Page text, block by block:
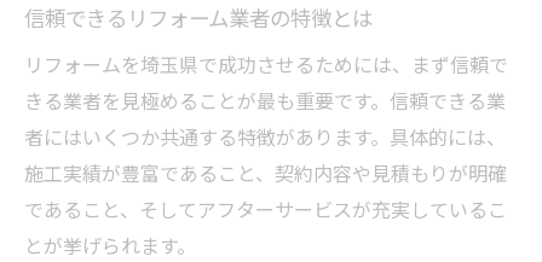
信頼できるリフォーム業者の特徴とは
リフォームを埼玉県で成功させるためには、まず信頼で
きる業者を見極めることが最も重要です。信頼できる業
者にはいくつか共通する特徴があります。具体的には、
施工実績が豊富であること、契約内容や見積もりが明確
であること、そしてアフターサービスが充実しているこ
とが挙げられます。